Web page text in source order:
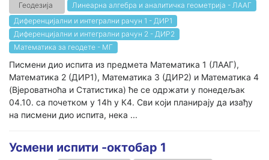
Геодезија
Линеарна алгебра и аналитичка геометрија - ЛААГ
Диференцијални и интегрални рачун 1 - ДИР1
Диференцијални и интегрални рачун 2 - ДИР2
Математика за геодете - МГ
Писмени дио испита из предмета Математика 1 (ЛААГ),
Математика 2 (ДИР1), Математика 3 (ДИР2) и Математика 4
(Вјероватноћа и Статистика) ће се одржати у понедељак
04.10. са почетком у 14h у К4. Сви који планирају да изађу
на писмени дио испита, нека ...
Усмени испити -октобар 1